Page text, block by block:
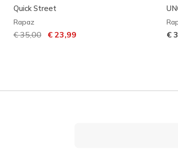
Quick Street
Rapaz
Preço com desconto de
€ 35,00para
€ 23,99 €